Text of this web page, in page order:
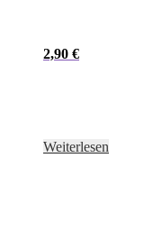
2,90 €
Weiterlesen